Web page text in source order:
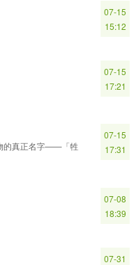
07-15
15:12
07-15
17:21
的真正名字——「牲
07-15
17:31
07-08
18:39
07-31